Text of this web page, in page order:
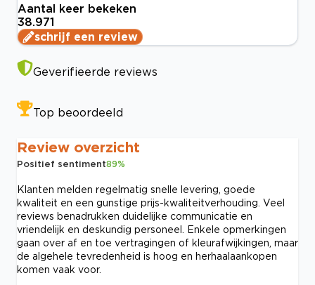
Aantal keer bekeken
38.971
schrijf een review
Geverifieerde reviews
Top beoordeeld
Review overzicht
Positief sentiment89%
Klanten melden regelmatig snelle levering, goede
kwaliteit en een gunstige prijs-kwaliteitverhouding. Veel
reviews benadrukken duidelijke communicatie en
vriendelijk en deskundig personeel. Enkele opmerkingen
gaan over af en toe vertragingen of kleurafwijkingen, maar
de algehele tevredenheid is hoog en herhaalaankopen
komen vaak voor.